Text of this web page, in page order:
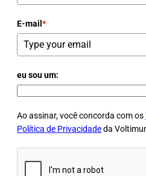
E-mail *
eu sou um:
Ao assinar, você concorda com os
Política de Privacidadeda